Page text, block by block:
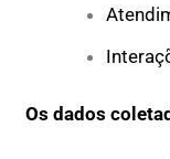
Os dados